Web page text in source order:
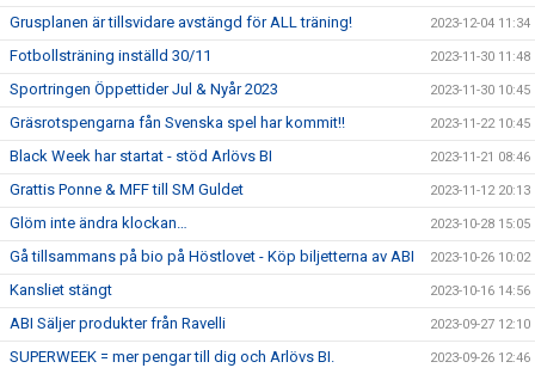
Grusplanen är tillsvidare avstängd för ALL träning! 2023-12-04 11:34
Fotbollsträning inställd 30/11 2023-11-30 11:48
Sportringen Öppettider Jul & Nyår 2023 2023-11-30 10:45
Gräsrotspengarna fån Svenska spel har kommit!! 2023-11-22 10:45
Black Week har startat - stöd Arlövs BI 2023-11-21 08:46
Grattis Ponne & MFF till SM Guldet 2023-11-12 20:13
Glöm inte ändra klockan… 2023-10-28 15:05
Gå tillsammans på bio på Höstlovet - Köp biljetterna av ABI 2023-10-26 10:02
Kansliet stängt 2023-10-16 14:56
ABI Säljer produkter från Ravelli 2023-09-27 12:10
SUPERWEEK = mer pengar till dig och Arlövs BI. 2023-09-26 12:46